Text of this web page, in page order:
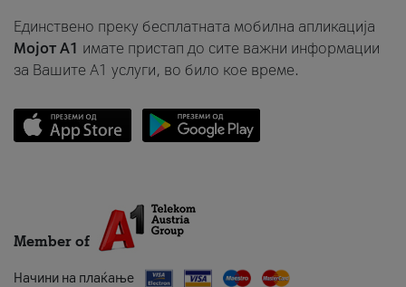
Единствено преку бесплатната мобилна апликација
Мојот A1 имате пристап до сите важни информации
за Вашите A1 услуги, во било кое време.
Member of
Начини на плаќање